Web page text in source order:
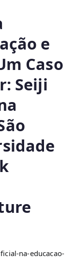
e
Caso
Seiji
na-educacao-